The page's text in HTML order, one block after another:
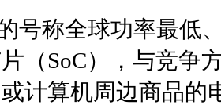
号称全球功率最低
（SoC），与竞争
计算机周边商品的